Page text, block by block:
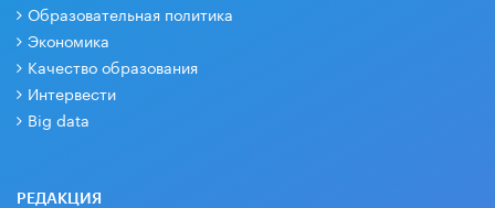
Образовательная политика
Экономика
Качество образования
Интервести
Big data
РЕДАКЦИЯ